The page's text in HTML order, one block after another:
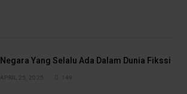
Negara Yang Selalu Ada Dalam Dunia Fikssi
APRIL 25, 2025 149